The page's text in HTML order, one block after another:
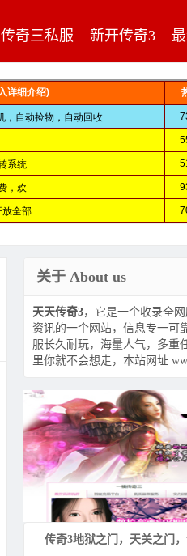
传奇三私服 新开传奇3
关于 About us
天天传奇3，它是一个收录全
资讯的一个网站，信息专一可
服长久耐玩，海量人气，多重
里你就不会想走，本站网址
传奇3地狱之门，天关之门